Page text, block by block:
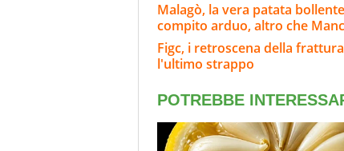
Malagò, la vera patata
compito arduo, altro che
Figc, i retroscena della
l'ultimo strappo